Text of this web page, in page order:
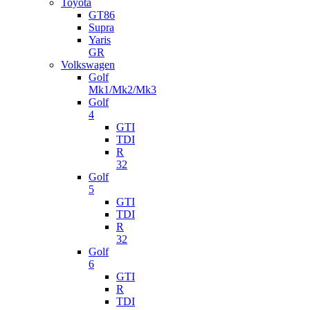
Toyota
GT86
Supra
Yaris
GR
Volkswagen
Golf
Mk1/Mk2/Mk3
Golf
4
GTI
TDI
R
32
Golf
5
GTI
TDI
R
32
Golf
6
GTI
R
TDI